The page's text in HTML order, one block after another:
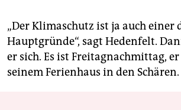
„Der Klimaschutz ist ja auch einer
Hauptgründe“, sagt Hedenfelt.
er sich. Es ist Freitagnachmittag, er
seinem Ferienhaus in den Schären.